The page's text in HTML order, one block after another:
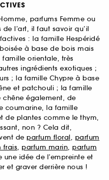
parfums Femme ou
l’art, il faut savoir qu’il
: la famille Hespéridé
à base de bois mais
orientale, très
ingrédients exotiques ;
; la famille Chypre à base
et patchouli ; la famille
chêne également, de
coumarine, la famille
de plantes comme le thym,
non ? Cela dit,
de parfum floral, parfum
frais, parfum marin, parfum
une idée de l’empreinte et
et graver derrière nous !